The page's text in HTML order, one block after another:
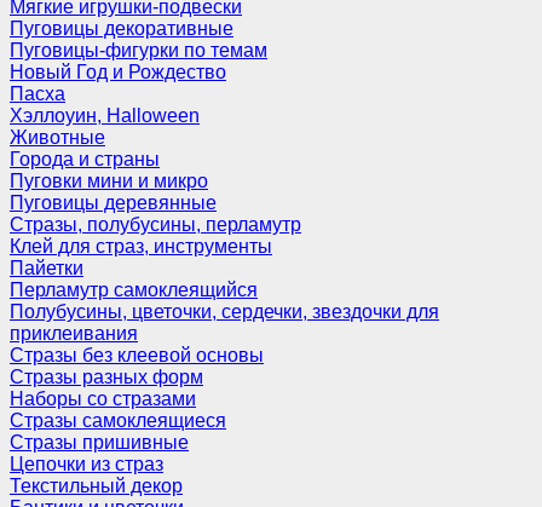
Мягкие игрушки-подвески
Пуговицы декоративные
Пуговицы-фигурки по темам
Новый Год и Рождество
Пасха
Хэллоуин, Halloween
Животные
Города и страны
Пуговки мини и микро
Пуговицы деревянные
Стразы, полубусины, перламутр
Клей для страз, инструменты
Пайетки
Перламутр самоклеящийся
Полубусины, цветочки, сердечки, звездочки для
приклеивания
Стразы без клеевой основы
Стразы разных форм
Наборы со стразами
Стразы самоклеящиеся
Стразы пришивные
Цепочки из страз
Текстильный декор